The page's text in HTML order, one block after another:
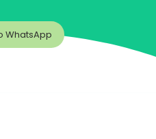
WhatsApp